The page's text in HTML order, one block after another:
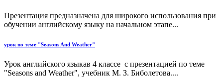
Презентация предназначена для широкого использования при
обучении английскому языку на начальном этапе...
урок по теме "Seasons And Weather"
Урок английского языкав 4 классе с презентацией по теме
"Seasons and Weather", учебник М. З. Биболетова....